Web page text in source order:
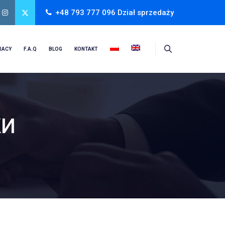
+48 793 777 096 Dział sprzedaży
F.A.Q BLOG KONTAKT